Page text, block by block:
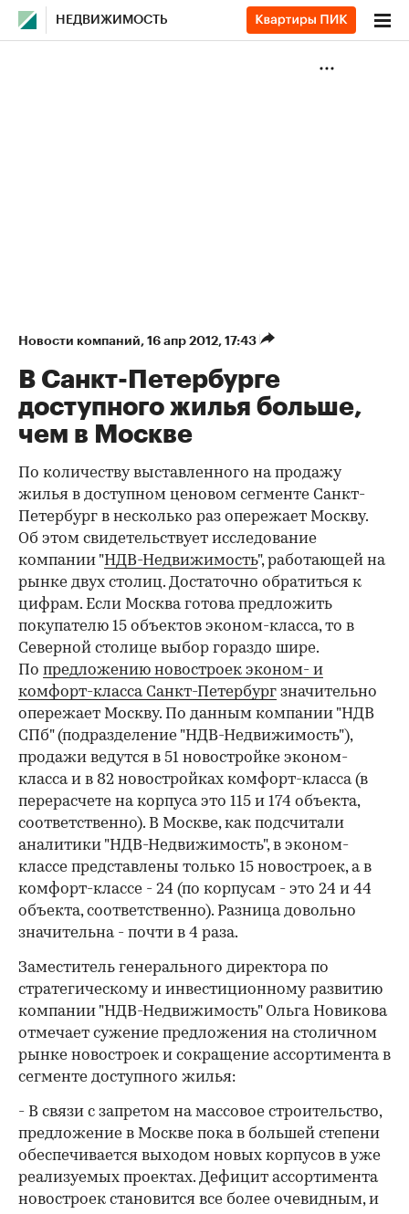
НЕДВИЖИМОСТЬ
Новости компаний⁠, 16 апр 2012, 17:43
В Санкт-Петербурге
доступного жилья больше,
чем в Москве
По количеству выставленного на продажу
жилья в доступном ценовом сегменте Санкт-
Петербург в несколько раз опережает Москву.
Об этом свидетельствует исследование
компании "НДВ-Недвижимость", работающей на
рынке двух столиц. Достаточно обратиться к
цифрам. Если Москва готова предложить
покупателю 15 объектов эконом-класса, то в
Северной столице выбор гораздо шире.
По предложению новостроек эконом- и
комфорт-класса Санкт-Петербург значительно
опережает Москву. По данным компании "НДВ
СПб" (подразделение "НДВ-Недвижимость"),
продажи ведутся в 51 новостройке эконом-
класса и в 82 новостройках комфорт-класса (в
перерасчете на корпуса это 115 и 174 объекта,
соответственно). В Москве, как подсчитали
аналитики "НДВ-Недвижимость", в эконом-
классе представлены только 15 новостроек, а в
комфорт-классе - 24 (по корпусам - это 24 и 44
объекта, соответственно). Разница довольно
значительна - почти в 4 раза.
Заместитель генерального директора по
стратегическому и инвестиционному развитию
компании "НДВ-Недвижимость" Ольга Новикова
отмечает сужение предложения на столичном
рынке новостроек и сокращение ассортимента в
сегменте доступного жилья:
- В связи с запретом на массовое строительство,
предложение в Москве пока в большей степени
обеспечивается выходом новых корпусов в уже
реализуемых проектах. Дефицит ассортимента
новостроек становится все более очевидным, и